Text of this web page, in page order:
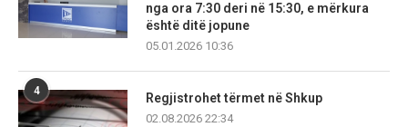
nga ora 7:30 deri në 15:30, e mërkura
është ditë jopune
05.01.2026 10:36
4
Regjistrohet tërmet në Shkup
02.08.2026 22:34